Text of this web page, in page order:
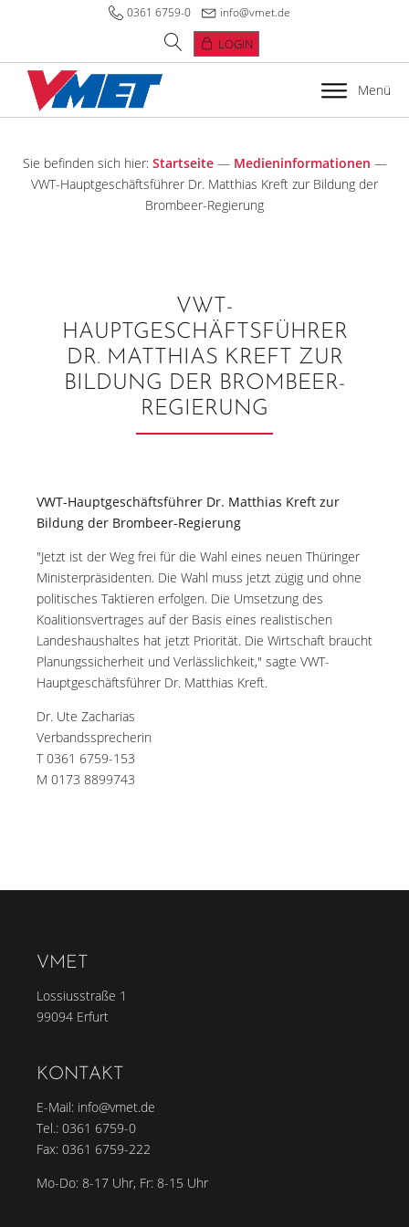
0361 6759-0 info@vmet.de
LOGIN
Menü
Sie befinden sich hier: Startseite— Medieninformationen —
VWT-Hauptgeschäftsführer Dr. Matthias Kreft zur Bildung der
Brombeer-Regierung
VWT-
HAUPTGESCHÄFTSFÜHRER
DR. MATTHIAS KREFT ZUR
BILDUNG DER BROMBEER-
REGIERUNG
VWT-Hauptgeschäftsführer Dr. Matthias Kreft zur
Bildung der Brombeer-Regierung
"Jetzt ist der Weg frei für die Wahl eines neuen Thüringer
Ministerpräsidenten. Die Wahl muss jetzt zügig und ohne
politisches Taktieren erfolgen. Die Umsetzung des
Koalitionsvertrages auf der Basis eines realistischen
Landeshaushaltes hat jetzt Priorität. Die Wirtschaft braucht
Planungssicherheit und Verlässlichkeit," sagte VWT-
Hauptgeschäftsführer Dr. Matthias Kreft.
Dr. Ute Zacharias
Verbandssprecherin
T 0361 6759-153
M 0173 8899743
VMET
Lossiusstraße 1
99094 Erfurt
KONTAKT
E-Mail: info@vmet.de
Tel.: 0361 6759-0
Fax: 0361 6759-222
Mo-Do: 8-17 Uhr, Fr: 8-15 Uhr